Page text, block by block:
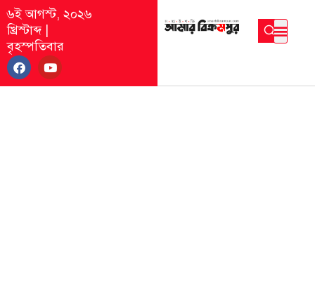
৬ই আগস্ট, ২০২৬
খ্রিস্টাব্দ|
বৃহস্পতিবার